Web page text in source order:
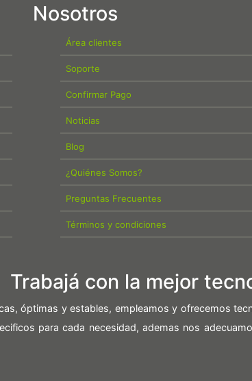
Nosotros
Área clientes
Soporte
Confirmar Pago
Noticias
Blog
¿Quiénes Somos?
Preguntas Frecuentes
Términos y condiciones
Trabajá con la mejor
óptimas y estables, empleamos y ofrecemos
para cada necesidad, ademas nos